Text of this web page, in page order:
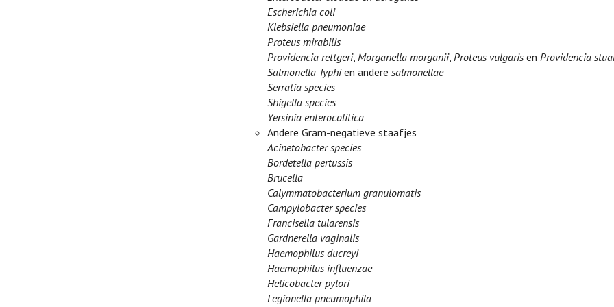
Escherichia coli
Klebsiella pneumoniae
Proteus mirabilis
Providencia rettgeri,Morganella morganii,Proteus vulgaris enProvidencia
Salmonella Typhien anderesalmonellae
Serratia species
Shigella species
Yersinia enterocolitica
Andere Gram-negatieve staafjes
Acinetobacter species
Bordetella pertussis
Brucella
Calymmatobacterium granulomatis
Campylobacter species
Francisella tularensis
Gardnerella vaginalis
Haemophilus ducreyi
Haemophilus influenzae
Helicobacter pylori
Legionella pneumophila